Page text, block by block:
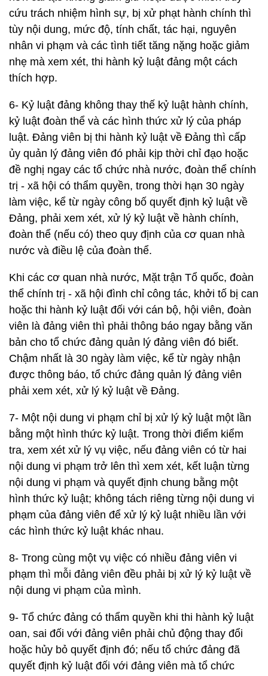
cứu trách nhiệm hình sự, bị xử phạt hành chính thì
tùy nội dung, mức độ, tính chất, tác hại, nguyên
nhân vi phạm và các tình tiết tăng nặng hoặc giảm
nhẹ mà xem xét, thi hành kỷ luật đảng một cách
thích hợp.
6- Kỷ luật đảng không thay thế kỷ luật hành chính,
kỷ luật đoàn thể và các hình thức xử lý của pháp
luật. Đảng viên bị thi hành kỷ luật về Đảng thì cấp
ủy quản lý đảng viên đó phải kịp thời chỉ đạo hoặc
đề nghị ngay các tổ chức nhà nước, đoàn thể chính
trị - xã hội có thẩm quyền, trong thời hạn 30 ngày
làm việc, kể từ ngày công bố quyết định kỷ luật về
Đảng, phải xem xét, xử lý kỷ luật về hành chính,
đoàn thể (nếu có) theo quy định của cơ quan nhà
nước và điều lệ của đoàn thể.
Khi các cơ quan nhà nước, Mặt trận Tổ quốc, đoàn
thể chính trị - xã hội đình chỉ công tác, khởi tố bị can
hoặc thi hành kỷ luật đối với cán bộ, hội viên, đoàn
viên là đảng viên thì phải thông báo ngay bằng văn
bản cho tổ chức đảng quản lý đảng viên đó biết.
Chậm nhất là 30 ngày làm việc, kể từ ngày nhận
được thông báo, tổ chức đảng quản lý đảng viên
phải xem xét, xử lý kỷ luật về Đảng.
7- Một nội dung vi phạm chỉ bị xử lý kỷ luật một lần
bằng một hình thức kỷ luật. Trong thời điểm kiểm
tra, xem xét xử lý vụ việc, nếu đảng viên có từ hai
nội dung vi phạm trở lên thì xem xét, kết luận từng
nội dung vi phạm và quyết định chung bằng một
hình thức kỷ luật; không tách riêng từng nội dung vi
phạm của đảng viên để xử lý kỷ luật nhiều lần với
các hình thức kỷ luật khác nhau.
8- Trong cùng một vụ việc có nhiều đảng viên vi
phạm thì mỗi đảng viên đều phải bị xử lý kỷ luật về
nội dung vi phạm của mình.
9- Tổ chức đảng có thẩm quyền khi thi hành kỷ luật
oan, sai đối với đảng viên phải chủ động thay đổi
hoặc hủy bỏ quyết định đó; nếu tổ chức đảng đã
quyết định kỷ luật đối với đảng viên mà tổ chức